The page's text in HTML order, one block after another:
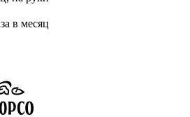
в месяц